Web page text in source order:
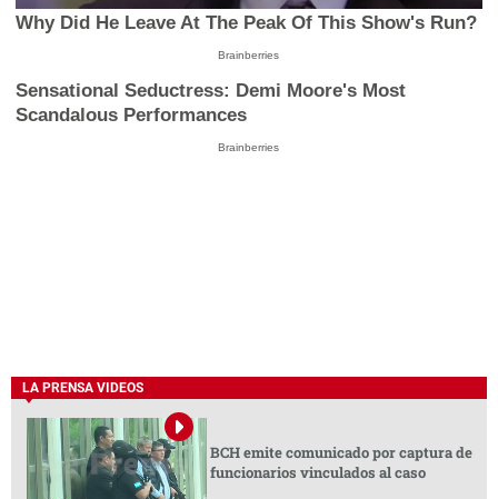
Why Did He Leave At The Peak Of This Show's Run?
Brainberries
Sensational Seductress: Demi Moore's Most
Scandalous Performances
Brainberries
LA PRENSA VIDEOS
BCH emite comunicado por captura de
funcionarios vinculados al caso